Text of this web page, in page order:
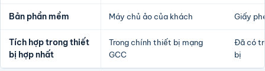
Bản phần mềm Máy chủ ảo của khách Giấy
Tích hợp trong thiết
bị hợp nhất
Trong chính thiết bị mạng
GCC
Đã có
bị